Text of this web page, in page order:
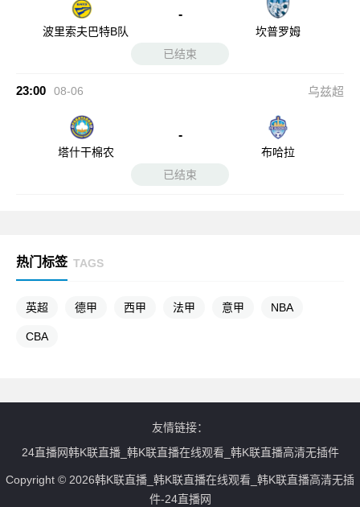
波里索夫巴特B队
-
坎普罗姆
已结束
23:00 08-06 乌兹超
塔什干棉农
-
布哈拉
已结束
热门标签 TAGS
英超 德甲 西甲 法甲 意甲 NBA
CBA
友情链接：
24直播网韩K联直播_韩K联直播在线观看_韩K联直播高清无插件
Copyright © 2026韩K联直播_韩K联直播在线观看_韩K联直播高清无插
件-24直播网